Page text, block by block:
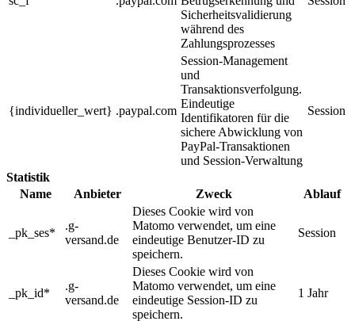
Sicherheitsvalidierung
während des
Zahlungsprozesses
{individueller_wert} .paypal.com
Session-Management
und
Transaktionsverfolgung.
Eindeutige
Identifikatoren für die
sichere Abwicklung von
PayPal-Transaktionen
und Session-Verwaltung
Session
Statistik
Name
Anbieter Zweck Ablauf
_pk_ses*
.g-
versand.de
Dieses Cookie wird von
Matomo verwendet, um eine
eindeutige Benutzer-ID zu
speichern.
Session
_pk_id*
.g-
versand.de
Dieses Cookie wird von
Matomo verwendet, um eine
eindeutige Session-ID zu
speichern.
1 Jahr